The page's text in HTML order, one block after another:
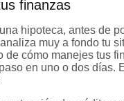
finanzas
hipoteca, antes de
muy a fondo tu
de cómo manejes tus
en uno o dos días.